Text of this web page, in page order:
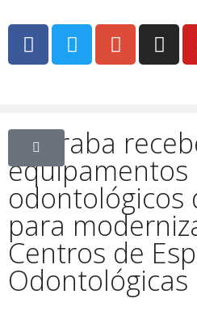
Uberaba
equipamentos
odontológicos
para
Centros de
Odontológicas